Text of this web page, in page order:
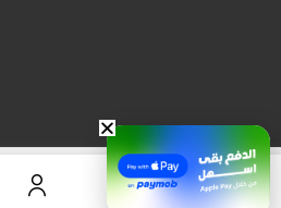
2023 © Ustores جميع الحقوق محفوظة